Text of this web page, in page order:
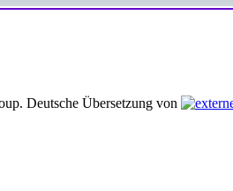
Deutsche Übersetzung von